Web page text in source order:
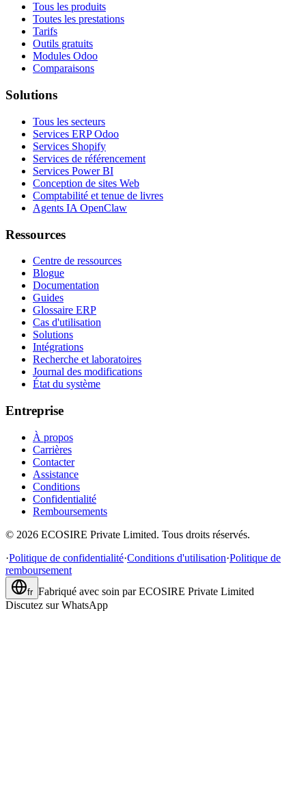
Tous les produits
Toutes les prestations
Tarifs
Outils gratuits
Modules Odoo
Comparaisons
Solutions
Tous les secteurs
Services ERP Odoo
Services Shopify
Services de référencement
Services Power BI
Conception de sites Web
Comptabilité et tenue de livres
Agents IA OpenClaw
Ressources
Centre de ressources
Blogue
Documentation
Guides
Glossaire ERP
Cas d'utilisation
Solutions
Intégrations
Recherche et laboratoires
Journal des modifications
État du système
Entreprise
À propos
Carrières
Contacter
Assistance
Conditions
Confidentialité
Remboursements
© 2026 ECOSIRE Private Limited. Tous droits réservés.
·Politique de confidentialité·Conditions d'utilisation·Politique de
remboursement
fr Fabriqué avec soin par ECOSIRE Private Limited
Discutez sur WhatsApp